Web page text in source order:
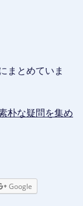
まとめていま
朴な疑問を集め
Google